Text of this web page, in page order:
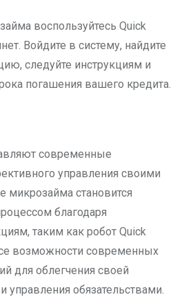
воспользуйтесь Quick
Войдите в систему, найдите
следуйте инструкциям и
погашения вашего кредита.
современные
управления своими
микрозайма становится
благодаря
таким как робот Quick
возможности современных
для облегчения своей
управления обязательствами.